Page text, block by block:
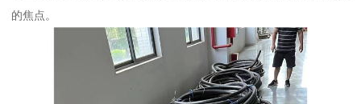
的焦点。